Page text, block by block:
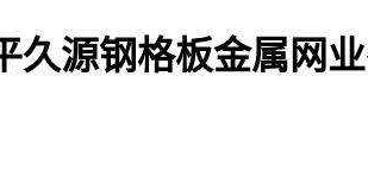
久源钢格板金属网